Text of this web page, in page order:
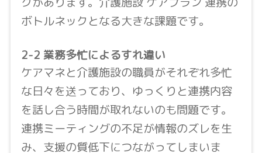
ボトルネックとなる大きな課題です。
2-2 業務多忙によるすれ違い
ケアマネと介護施設の職員がそれぞれ多忙
な日々を送っており、ゆっくりと連携内容
を話し合う時間が取れないのも問題です。
連携ミーティングの不足が情報のズレを生
み、支援の質低下につながってしまいま